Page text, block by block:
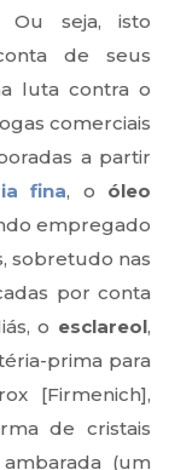
Ou seja, isto
de seus
luta contra o
comerciais
a partir
fina, o óleo
empregado
sobretudo nas
por conta
o esclareol,
prima para
[Firmenich],
de cristais
(um